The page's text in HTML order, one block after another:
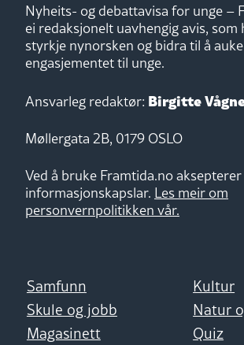
Nyheits- og debattavisa for unge –
ei redaksjonelt uavhengig avis, som
styrkje nynorsken og bidra til å
engasjementet til unge.
Ansvarleg redaktør: Birgitte
Møllergata 2B, 0179 OSLO
Ved å bruke Framtida.no
informasjonskapslar. Les meir om
personvernpolitikken vår.
Samfunn
Kultur
Skule og jobb
Natur
Magasinett
Quiz